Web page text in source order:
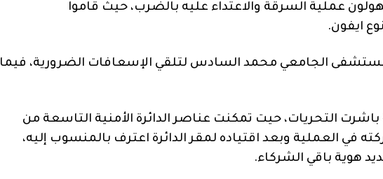
عملية السرقة والاعتداء عليه بالضرب، حيث قاموا
ايفون.
الجامعي محمد السادس لتلقي الإسعافات الضرورية، فيما
التحريات، حيت تمكنت عناصر الدائرة الأمنية التاسعة من
العملية وبعد اقتياده لمقر الدائرة اعترف بالمنسوب إليه،
هوية باقي الشركاء.